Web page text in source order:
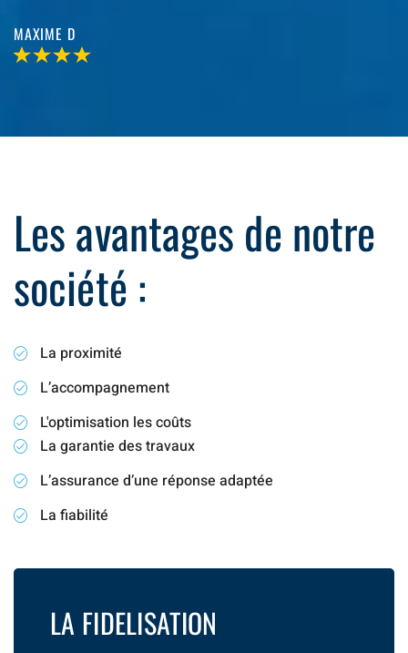
MAXIME D
Les avantages de notre
société :
La proximité
L’accompagnement
L'optimisation les coûts
La garantie des travaux
L’assurance d’une réponse adaptée
La fiabilité
LA FIDELISATION